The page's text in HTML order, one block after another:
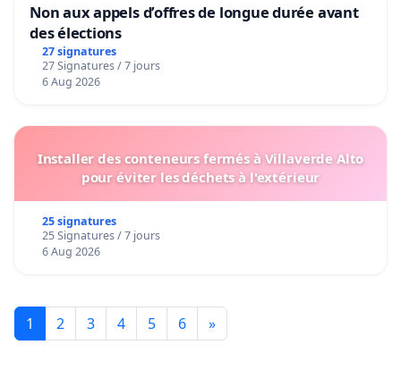
Non aux appels d’offres de longue durée avant
des élections
27 signatures
27 Signatures / 7 jours
6 Aug 2026
Installer des conteneurs fermés à Villaverde Alto
pour éviter les déchets à l'extérieur
25 signatures
25 Signatures / 7 jours
6 Aug 2026
1 2 3 4 5 6 »